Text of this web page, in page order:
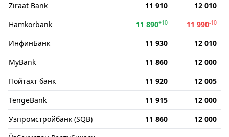
Ziraat Bank
11 910
12 010
Hamkorbank
11 890+10 11 990-10
ИнфинБанк 11 930
12 010
MyBank
11 860
12 000
Пойтахт банк
11 920
12 005
TengeBank
11 915
12 000
Узпромстройбанк (SQB)
11 860
12 000